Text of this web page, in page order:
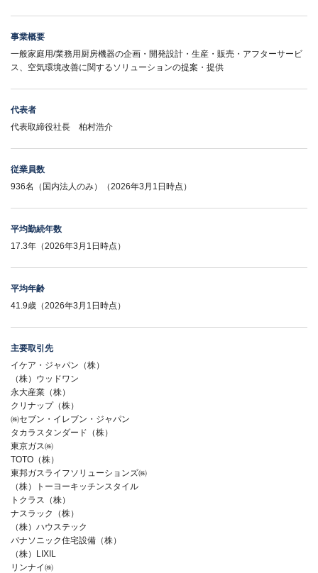
事業概要
一般家庭用/業務用厨房機器の企画・開発設計・生産・販売・アフターサービ
ス、空気環境改善に関するソリューションの提案・提供
代表者
代表取締役社長 柏村浩介
従業員数
936名（国内法人のみ）（2026年3月1日時点）
平均勤続年数
17.3年（2026年3月1日時点）
平均年齢
41.9歳（2026年3月1日時点）
主要取引先
イケア・ジャパン（株）
（株）ウッドワン
永大産業（株）
クリナップ（株）
㈱セブン・イレブン・ジャパン
タカラスタンダード（株）
東京ガス㈱
TOTO（株）
東邦ガスライフソリューションズ㈱
（株）トーヨーキッチンスタイル
トクラス（株）
ナスラック（株）
（株）ハウステック
パナソニック住宅設備（株）
（株）LIXIL
リンナイ㈱